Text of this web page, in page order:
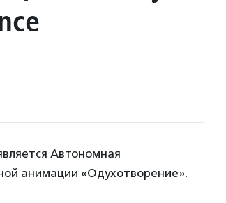
Автономная
анимации «Одухотворение».